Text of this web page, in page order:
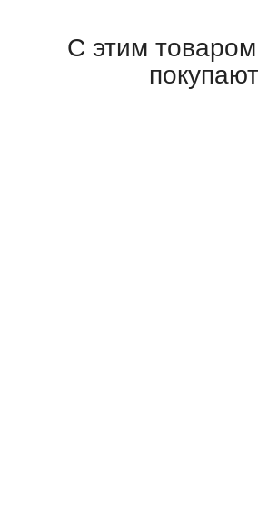
С этим
покупают